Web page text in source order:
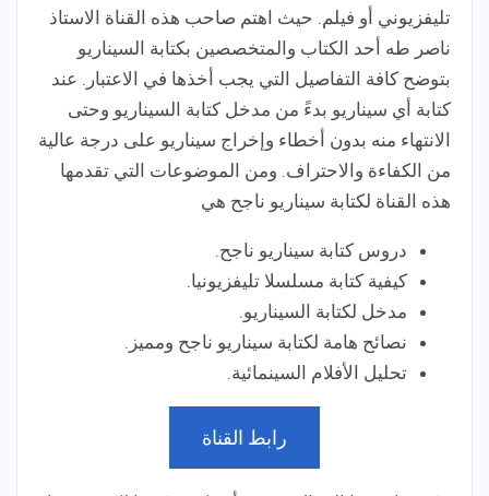
تليفزيوني أو فيلم. حيث اهتم صاحب هذه القناة الاستاذ
ناصر طه أحد الكتاب والمتخصصين بكتابة السيناريو
بتوضح كافة التفاصيل التي يجب أخذها في الاعتبار. عند
كتابة أي سيناريو بدءً من مدخل كتابة السيناريو وحتى
الانتهاء منه بدون أخطاء وإخراج سيناريو على درجة عالية
من الكفاءة والاحتراف. ومن الموضوعات التي تقدمها
هذه القناة لكتابة سيناريو ناجح هي
دروس كتابة سيناريو ناجح.
كيفية كتابة مسلسلا تليفزيونيا.
مدخل لكتابة السيناريو.
نصائح هامة لكتابة سيناريو ناجح ومميز.
تحليل الأفلام السينمائية.
رابط القناة